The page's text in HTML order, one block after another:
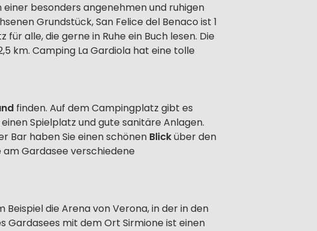
einer besonders angenehmen und ruhigen
Grundstück, San Felice del Benaco ist 1
alle, die gerne in Ruhe ein Buch lesen. Die
km. Camping La Gardiola hat eine tolle
finden. Auf dem Campingplatz gibt es
Spielplatz und gute sanitäre Anlagen.
Bar haben Sie einen schönen Blicküber den
Gardasee verschiedene
die Arena von Verona, in der in den
Gardasees mit dem Ort Sirmione ist einen